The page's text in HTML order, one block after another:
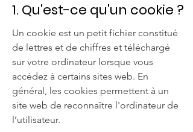
1. Qu'est-ce qu'un cookie ?
Un cookie est un petit fichier constitué
de lettres et de chiffres et téléchargé
sur votre ordinateur lorsque vous
accédez à certains sites web. En
général, les cookies permettent à un
site web de reconnaître l'ordinateur de
l’utilisateur.